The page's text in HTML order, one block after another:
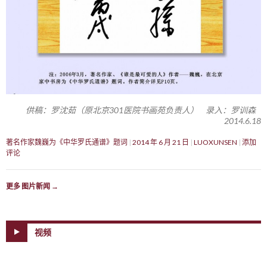
供稿：罗沈茹（原北京301医院书画苑负责人） 录入：罗训森
2014.6.18
著名作家魏巍为《中华罗氏通谱》题词 2014 年 6 月 21 日 LUOXUNSEN 添加
评论
更多 图片新闻 →
视频